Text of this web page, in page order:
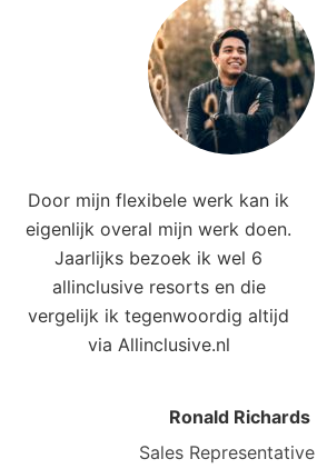
Door mijn flexibele werk kan ik
eigenlijk overal mijn werk doen.
Jaarlijks bezoek ik wel 6
allinclusive resorts en die
vergelijk ik tegenwoordig altijd
via Allinclusive.nl
Ronald Richards
Sales Representative